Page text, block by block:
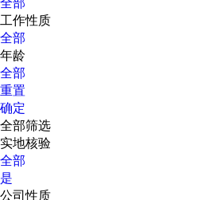
工作性质
全部
年龄
全部
重置
确定
全部筛选
实地核验
全部
是
公司性质